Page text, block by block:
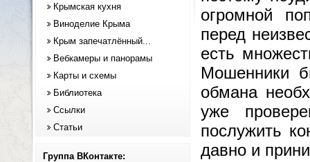
Крымская кухня
Виноделие Крыма
Крым запечатлённый...
Вебкамеры и панорамы
Карты и схемы
Библиотека
Ссылки
Статьи
Группа ВКонтакте:
огромной
перед
есть
Мошенники
обмана
уже
послужить
давно и